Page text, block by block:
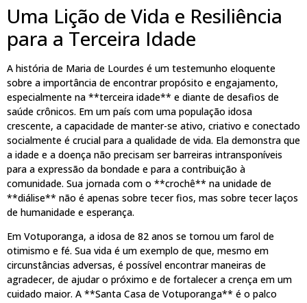
Uma Lição de Vida e Resiliência
para a Terceira Idade
A história de Maria de Lourdes é um testemunho eloquente
sobre a importância de encontrar propósito e engajamento,
especialmente na **terceira idade** e diante de desafios de
saúde crônicos. Em um país com uma população idosa
crescente, a capacidade de manter-se ativo, criativo e conectado
socialmente é crucial para a qualidade de vida. Ela demonstra que
a idade e a doença não precisam ser barreiras intransponíveis
para a expressão da bondade e para a contribuição à
comunidade. Sua jornada com o **crochê** na unidade de
**diálise** não é apenas sobre tecer fios, mas sobre tecer laços
de humanidade e esperança.
Em Votuporanga, a idosa de 82 anos se tornou um farol de
otimismo e fé. Sua vida é um exemplo de que, mesmo em
circunstâncias adversas, é possível encontrar maneiras de
agradecer, de ajudar o próximo e de fortalecer a crença em um
cuidado maior. A **Santa Casa de Votuporanga** é o palco